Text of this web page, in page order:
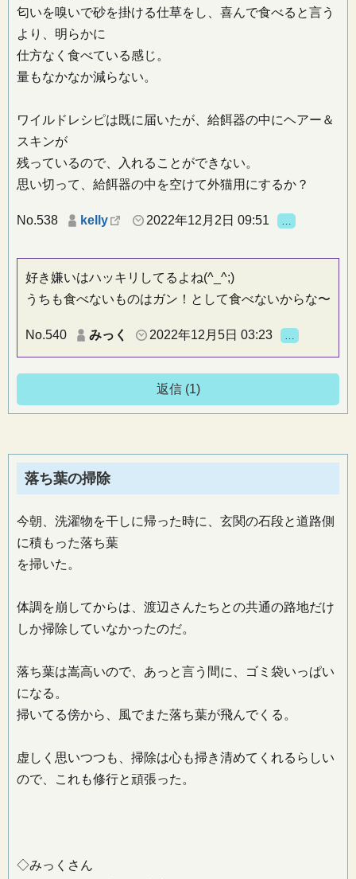
匂いを嗅いで砂を掛ける仕草をし、喜んで食べると言う
より、明らかに
仕方なく食べている感じ。
量もなかなか減らない。
ワイルドレシピは既に届いたが、給餌器の中にヘアー＆
スキンが
残っているので、入れることができない。
思い切って、給餌器の中を空けて外猫用にするか？
No.538 kelly 2022年12月2日 09:51
好き嫌いはハッキリしてるよね(^_^;)
うちも食べないものはガン！として食べないからな〜
No.540 みっく 2022年12月5日 03:23
返信 (1)
落ち葉の掃除
今朝、洗濯物を干しに帰った時に、玄関の石段と道路側
に積もった落ち葉
を掃いた。
体調を崩してからは、渡辺さんたちとの共通の路地だけ
しか掃除していなかったのだ。
落ち葉は嵩高いので、あっと言う間に、ゴミ袋いっぱい
になる。
掃いてる傍から、風でまた落ち葉が飛んでくる。
虚しく思いつつも、掃除は心も掃き清めてくれるらしい
ので、これも修行と頑張った。
◇みっくさん